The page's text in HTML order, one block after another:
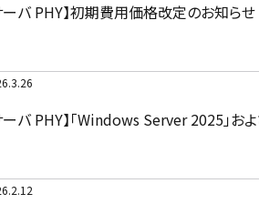
ーバ PHY】初期費用価格改定のお知らせ
ーバ PHY】「Windows Server 2025」